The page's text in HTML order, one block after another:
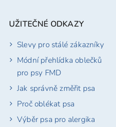
UŽITEČNÉ ODKAZY
Slevy pro stálé zákazníky
Módní přehlídka oblečků
pro psy FMD
Jak správně změřit psa
Proč oblékat psa
Výběr psa pro alergika